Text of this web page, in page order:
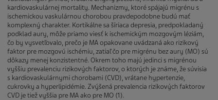
kardiovaskulárnej mortality. Mechanizmy, ktoré spájajú migrénu s
ischemickou vaskulárnou chorobou pravdepodobne budú mať
komplexný charakter. Kortikálne sa šíriaca depresia, predpokladaný
podklad aury, môže priamo viesť k ischemickým mozgovým léziám,
čo by vysvetľovalo, prečo je MA opakovane uvádzaná ako rizikový
faktor pre mozgovú ischémiu, zatiaľ čo pre migrénu bez aury (MO) sú
dôkazy menej konzistentné. Okrem toho majú jedinci s migrénou
vyššiu prevalenciu rizikových faktorov, o ktorých je známe, že súvisia
s kardiovaskulárnymi chorobami (CVD), vrátane hypertenzie,
cukrovky a hyperlipidémie. Zvýšená prevalencia rizikových faktorov
CVD je tiež vyššia pre MA ako pre MO (1).